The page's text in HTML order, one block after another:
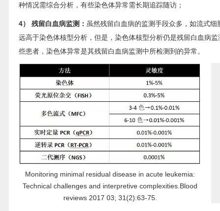
种情况需综合分析，有些染色体异常需长期追踪随访；
4） 残留白血病监测： 虽然残留白血病的监测手段众多，如流式
远高于染色体核型分析，但是，染色体核型分析仍是残留白血病
些患者，染色体异常是其残留白血病监测中所检测到的异常。
Monitoring minimal residual disease in acute leukemia:
Technical challenges and interpretive complexities.Blood
reviews 2017 03; 31(2):63-75.